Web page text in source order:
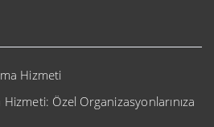
Hizmeti
Özel Organizasyonlarınıza